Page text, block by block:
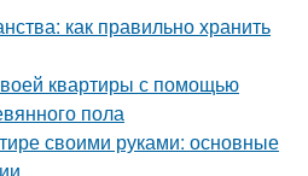
как правильно хранить
квартиры с помощью
пола
своими руками: основные